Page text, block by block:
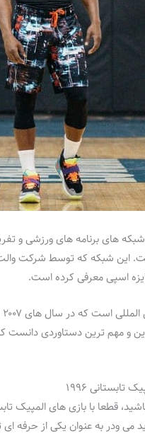
های برنامه های ورزشی و
اسپی معرفی کرده است.
و مهم ترین دستاوردی دانست
۱۹۹۶
به عنوان یکی از حرفه ای